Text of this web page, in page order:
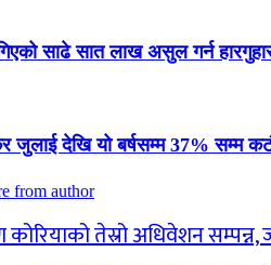
साढे सात लाख असुल गर्न
जुलाई देखि यो बर्षसम्म 37% सम्म
from author
कोरियाको तेस्रो अधिवेशन